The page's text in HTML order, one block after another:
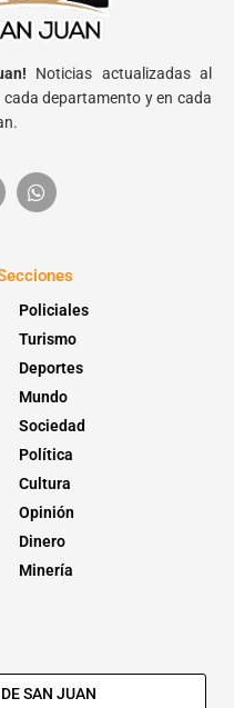
Noticias actualizadas al
departamento y en cada
Policiales
Turismo
Deportes
Mundo
Sociedad
Política
Cultura
Opinión
Dinero
Minería
SAN JUAN